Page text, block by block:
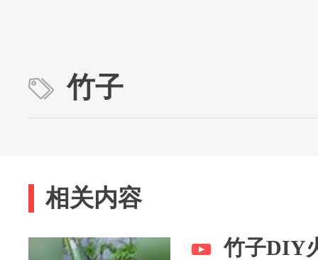
竹子
相关内容
竹子DIY